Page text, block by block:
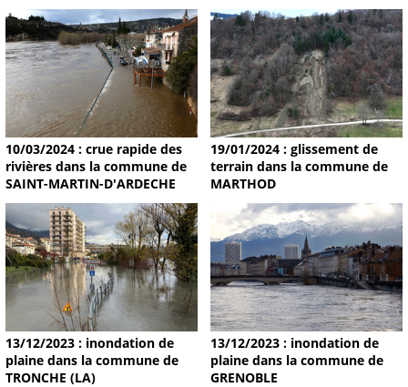
10/03/2024 : crue rapide des
rivières dans la commune de
SAINT-MARTIN-D'ARDECHE
19/01/2024 : glissement de
terrain dans la commune de
MARTHOD
13/12/2023 : inondation de
plaine dans la commune de
TRONCHE (LA)
13/12/2023 : inondation de
plaine dans la commune de
GRENOBLE